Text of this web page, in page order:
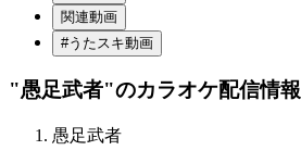
関連動画
#うたスキ動画
"愚足武者"のカラオケ配信情報
愚足武者